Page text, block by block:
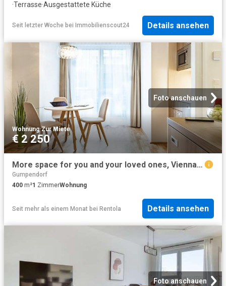
·Terrasse·Ausgestattete Küche
Seit letzter Woche bei Immobilienscout24 Details ansehen
Foto anschauen
Wohnung·Zur Miete
€ 2 250
More space for you and your loved ones, Vienna Amsterdam Apartments for Rent
Gumpendorf
400 m²1 ZimmerWohnung
Seit mehr als einem Monat bei Rentola Details ansehen
Foto anschauen